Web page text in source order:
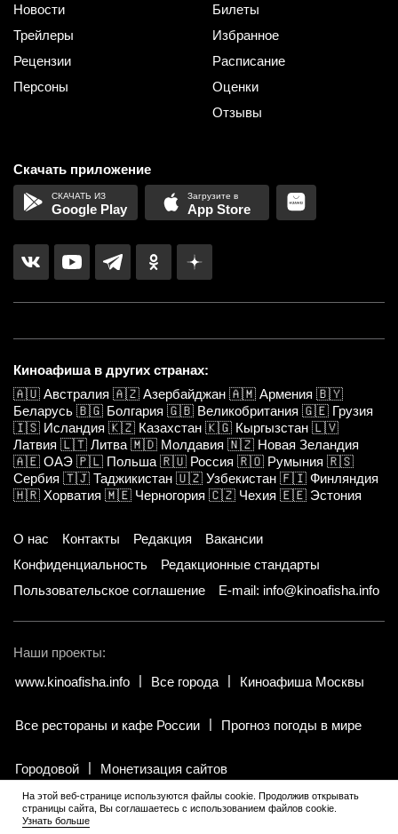
Новости
Трейлеры
Рецензии
Персоны
Билеты
Избранное
Расписание
Оценки
Отзывы
Скачать приложение
Google Play App Store
Киноафиша в других странах:
🇦🇺 Австралия 🇦🇿 Азербайджан 🇦🇲 Армения 🇧🇾
Беларусь 🇧🇬 Болгария 🇬🇧 Великобритания 🇬🇪 Грузия
🇮🇸 Исландия 🇰🇿 Казахстан 🇰🇬 Кыргызстан 🇱🇻
Латвия 🇱🇹 Литва 🇲🇩 Молдавия 🇳🇿 Новая Зеландия
🇦🇪 ОАЭ 🇵🇱 Польша 🇷🇺 Россия 🇷🇴 Румыния 🇷🇸
Сербия 🇹🇯 Таджикистан 🇺🇿 Узбекистан 🇫🇮 Финляндия
🇭🇷 Хорватия 🇲🇪 Черногория 🇨🇿 Чехия 🇪🇪 Эстония
О нас Контакты Редакция
Вакансии
Конфиденциальность
Редакционные стандарты
Пользовательское соглашение
E-mail: info@kinoafisha.info
Наши проекты:
www.kinoafisha.info
Все города Киноафиша Москвы
Все рестораны и кафе России Прогноз погоды в мире
Городовой Монетизация сайтов
© 2002-2026 Все права и материалы принадлежат «Киноафиша».
18+. Копирование информации только с письменного разрешения
На этой веб-странице используются файлы cookie. Продолжив открывать
страницы сайта, Вы соглашаетесь с использованием файлов cookie.
Узнать больше